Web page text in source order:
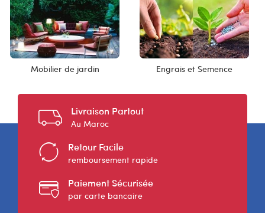
Mobilier de jardin Engrais et Semence
Livraison Partout
Au Maroc
Retour Facile
remboursement rapide
Paiement Sécurisée
par carte bancaire